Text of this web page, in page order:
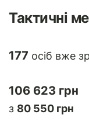
Тактичні
177 осіб вже
106 623 грн
з 80 550 грн